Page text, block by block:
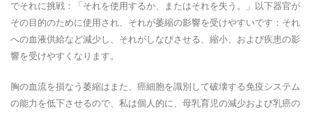
でそれに挑戦：「それを使用するか、またはそれを失う。」以下器官が
その目的のために使用され、それが萎縮の影響を受けやすいです：それ
への血液供給など減少し、それがしなびさせる、縮小、および疾患の影
響を受けやすくなります。
胸の血流を損なう萎縮はまた、癌細胞を識別して破壊する免疫システム
の能力を低下させるので、私は個人的に、母乳育児の減少および乳癌の